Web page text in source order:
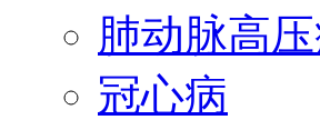
肺动脉高
冠心病